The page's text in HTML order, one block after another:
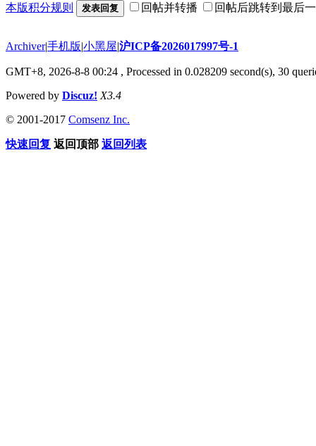
本版积分规则 发表回复 回帖并转播 回帖后跳转到最后
Archiver|手机版|小黑屋|沪ICP备2026017997号-1
GMT+8, 2026-8-8 00:24 , Processed in 0.028209 second(s), 30
Powered by Discuz! X3.4
© 2001-2017 Comsenz Inc.
快速回复 返回顶部 返回列表